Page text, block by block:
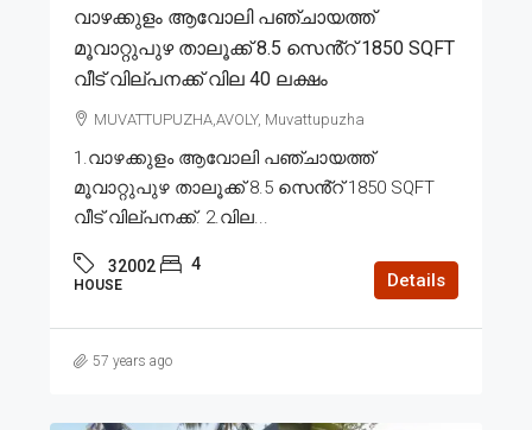
വാഴക്കുളം ആവോലി പഞ്ചായത്ത്
മൂവാറ്റുപുഴ താലൂക്ക് 8.5 സെൻ്റ് 1850 SQFT
വീട് വില്പനക്ക് വില 40 ലക്ഷം
MUVATTUPUZHA,AVOLY, Muvattupuzha
1.വാഴക്കുളം ആവോലി പഞ്ചായത്ത്
മൂവാറ്റുപുഴ താലൂക്ക് 8.5 സെൻ്റ് 1850 SQFT
വീട് വില്പനക്ക്. 2.വില...
32002 4
HOUSE Details
57 years ago